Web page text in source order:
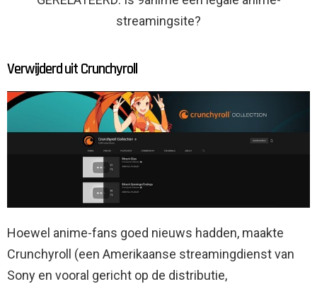
streamingsite?
Verwijderd uit Crunchyroll
Hoewel anime-fans goed nieuws hadden, maakte
Crunchyroll (een Amerikaanse streamingdienst van
Sony en vooral gericht op de distributie,